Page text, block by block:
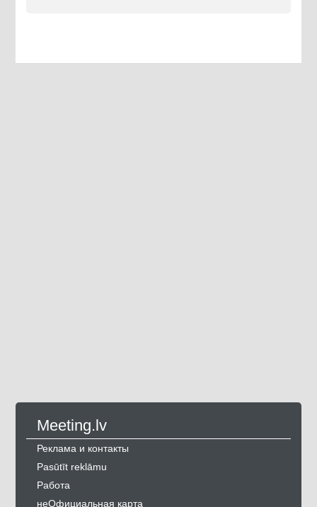
Meeting.lv
Реклама и контакты
Pasūtīt reklāmu
Работа
неОфициальная карта